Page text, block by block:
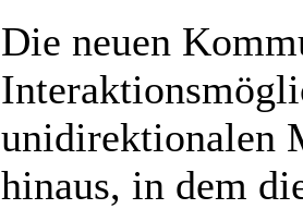
Die neuen
unidirektionalen
hinaus, in dem